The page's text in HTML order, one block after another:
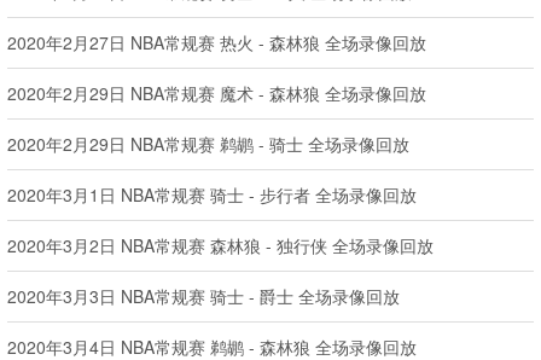
2020年2月27日 NBA常规赛 热火 - 森林狼 全场录像回放
2020年2月29日 NBA常规赛 魔术 - 森林狼 全场录像回放
2020年2月29日 NBA常规赛 鹈鹕 - 骑士 全场录像回放
2020年3月1日 NBA常规赛 骑士 - 步行者 全场录像回放
2020年3月2日 NBA常规赛 森林狼 - 独行侠 全场录像回放
2020年3月3日 NBA常规赛 骑士 - 爵士 全场录像回放
2020年3月4日 NBA常规赛 鹈鹕 - 森林狼 全场录像回放